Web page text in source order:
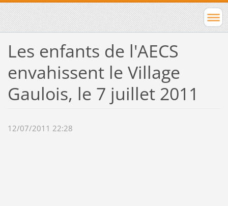
Les enfants de l'AECS
envahissent le Village
Gaulois, le 7 juillet 2011
12/07/2011 22:28